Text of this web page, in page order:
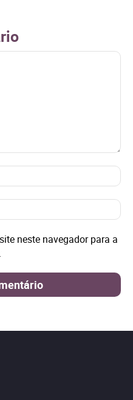
E-
neste navegador para a